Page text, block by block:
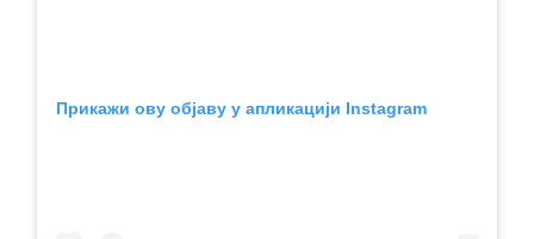
Прикажи ову објаву у апликацији Instagram